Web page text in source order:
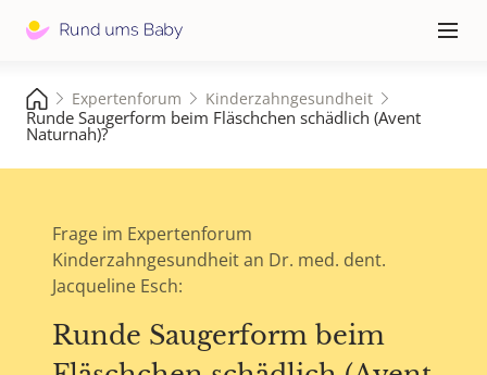
≡
Expertenforum Kinderzahngesundheit
Runde Saugerform beim Fläschchen schädlich (Avent
Naturnah)?
Frage im Expertenforum
Kinderzahngesundheit an Dr. med. dent.
Jacqueline Esch:
Runde Saugerform beim